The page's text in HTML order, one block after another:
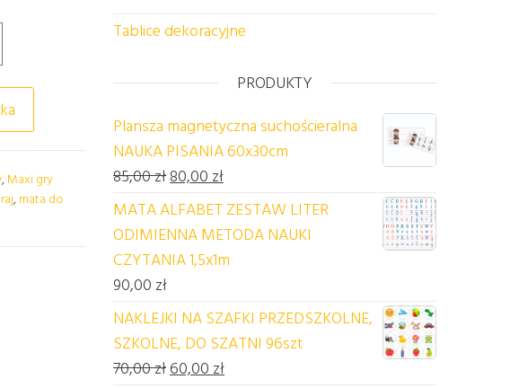
KOLORUJ I GRAJ DINOZAURY
,Maxi gry
,mata do
Tablice dekoracyjne
PRODUKTY
Plansza magnetyczna suchościeralna
NAUKA PISANIA 60x30cm
85,00złPierwotna cena wynosiła: 85,00 zł.
80,00 złAktualna cena wynosi: 80,00 zł.
MATA ALFABET ZESTAW LITER
ODIMIENNA METODA NAUKI
CZYTANIA 1,5x1m
90,00 zł
NAKLEJKI NA SZAFKI PRZEDSZKOLNE,
SZKOLNE, DO SZATNI 96szt
70,00złPierwotna cena wynosiła: 70,00 zł.
60,00 złAktualna cena wynosi: 60,00 zł.